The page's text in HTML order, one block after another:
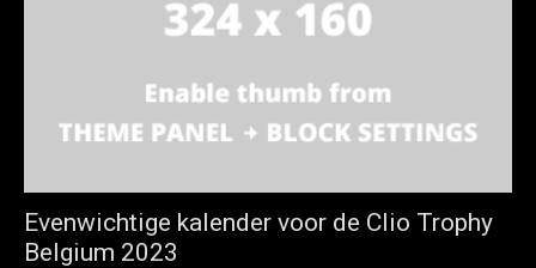
Evenwichtige kalender voor de Clio Trophy
Belgium 2023